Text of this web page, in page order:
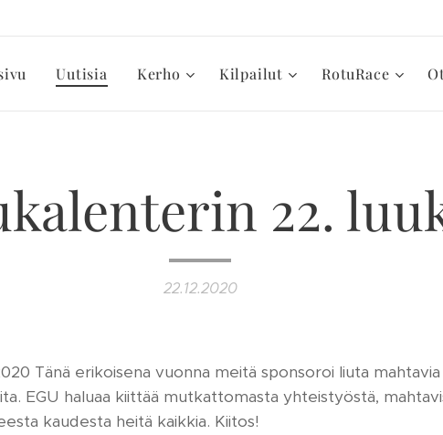
Uutisia Kerho Kilpailut RotuRace
22.
22.12.2020
Tänä erikoisena vuonna meitä sponsoroi liuta mahtavia
EGU haluaa kiittää mutkattomasta yhteistyöstä,
kaudesta heitä kaikkia. Kiitos!